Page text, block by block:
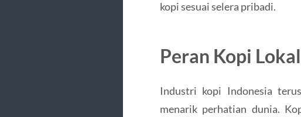
kopi sesuai selera pribadi.
Peran Kopi
Industri kopi Indonesia
menarik perhatian dunia.